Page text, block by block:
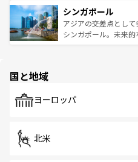
参照してほしい。
激する。気候は一年中
が待っている。親し
た文化、そして多様
み、どこを訪れても感
ており、効率よく見
うな絶景から文化的
シンガポール
アジアの交差点とし
シンガポール。未来
で、ホーカーズは地元
国と地域
ヨーロッパ
北米